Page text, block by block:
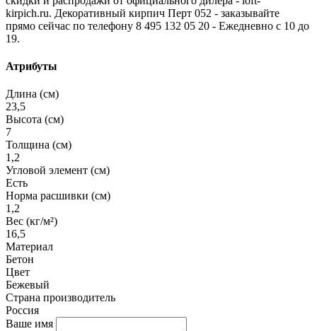
kirpich.ru. Декоративный кирпич Перт 052 - заказывайте
прямо сейчас по телефону 8 495 132 05 20 - Ежедневно с 10 до
19.
Атрибуты
Длина (см)
23,5
Высота (см)
7
Толщина (см)
1,2
Угловой элемент (см)
Есть
Норма расшивки (см)
1,2
Вес (кг/м²)
16,5
Материал
Бетон
Цвет
Бежевый
Страна производитель
Россия
Ваше имя